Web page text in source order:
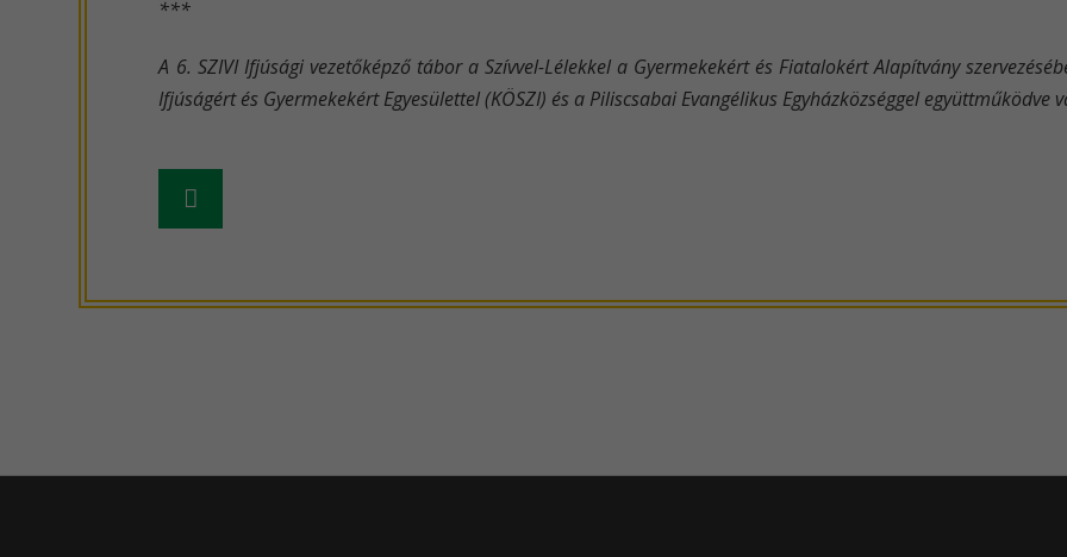
***
A 6. SZIVI Ifjúsági vezetőképző tábor a Szívvel-Lélekkel a Gyermekekért és Fiatalokért Alapítvány
Ifjúságért és Gyermekekért Egyesülettel (KÖSZI) és a Piliscsabai Evangélikus Egyházközséggel együttműködve
Frissebb
hír